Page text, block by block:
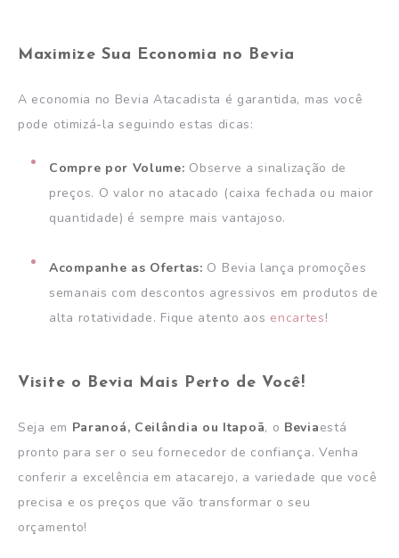
Maximize Sua Economia no Bevia
A economia no Bevia Atacadista é garantida, mas você
pode otimizá-la seguindo estas dicas:
Compre por Volume: Observe a sinalização de
preços. O valor no atacado (caixa fechada ou maior
quantidade) é sempre mais vantajoso.
Acompanhe as Ofertas: O Bevia lança promoções
semanais com descontos agressivos em produtos de
alta rotatividade. Fique atento aos encartes!
Visite o Bevia Mais Perto de Você!
Seja em Paranoá, Ceilândia ou Itapoã, o Beviaestá
pronto para ser o seu fornecedor de confiança. Venha
conferir a excelência em atacarejo, a variedade que você
precisa e os preços que vão transformar o seu
orçamento!